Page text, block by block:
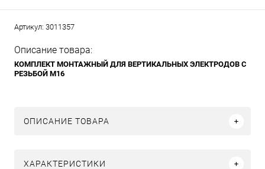
Артикул: 3011357
Описание товара:
КОМПЛЕКТ МОНТАЖНЫЙ ДЛЯ ВЕРТИКАЛЬНЫХ ЭЛЕКТРОДОВ С
РЕЗЬБОЙ М16
ОПИСАНИЕ ТОВАРА
ХАРАКТЕРИСТИКИ